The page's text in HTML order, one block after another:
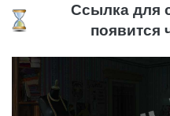
Ссылка для
появится